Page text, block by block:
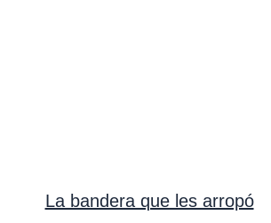
La bandera que les arropó